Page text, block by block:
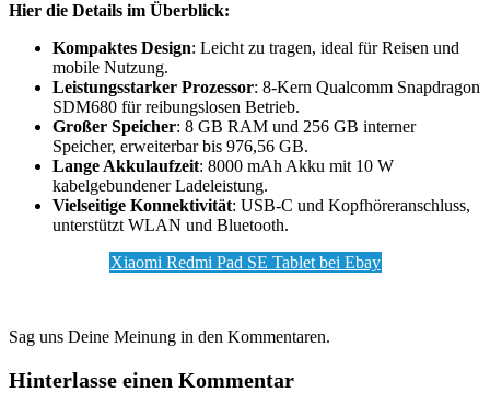
Hier die Details im Überblick:
Kompaktes Design: Leicht zu tragen, ideal für Reisen und
mobile Nutzung.
Leistungsstarker Prozessor: 8-Kern Qualcomm Snapdragon
SDM680 für reibungslosen Betrieb.
Großer Speicher: 8 GB RAM und 256 GB interner
Speicher, erweiterbar bis 976,56 GB.
Lange Akkulaufzeit: 8000 mAh Akku mit 10 W
kabelgebundener Ladeleistung.
Vielseitige Konnektivität: USB-C und Kopfhöreranschluss,
unterstützt WLAN und Bluetooth.
Xiaomi Redmi Pad SE Tablet bei Ebay
Sag uns Deine Meinung in den Kommentaren.
Hinterlasse einen Kommentar